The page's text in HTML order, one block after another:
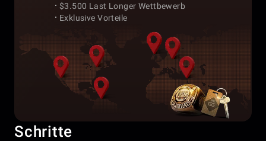
$3.500 Last Longer Wettbewerb
Exklusive Vorteile
Schritte